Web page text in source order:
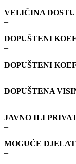
VELIČINA
–
DOPUŠTENI
–
DOPUŠTENI
–
DOPUŠTENA
–
JAVNO ILI
–
MOGUĆE
–